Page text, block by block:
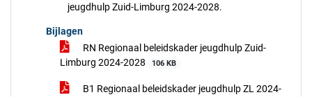
jeugdhulp Zuid-Limburg 2024-2028.
Bijlagen
RN Regionaal beleidskader jeugdhulp Zuid-
Limburg 2024-2028
106 KB
B1 Regionaal beleidskader jeugdhulp ZL 2024-